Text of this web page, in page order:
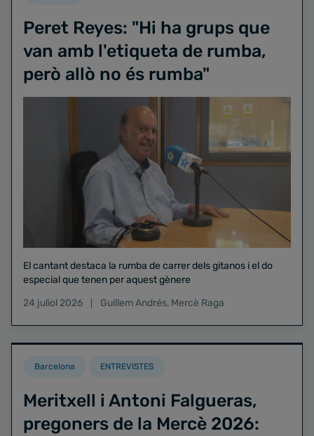
Peret Reyes: "Hi ha grups que
van amb l'etiqueta de rumba,
però allò no és rumba"
El cantant destaca la rumba de carrer dels gitanos i el do
especial que tenen per aquest gènere
24 juliol 2026
Guillem Andrés, Mercè Raga
Barcelona ENTREVISTES
Meritxell i Antoni Falgueras,
pregoners de la Mercè 2026: